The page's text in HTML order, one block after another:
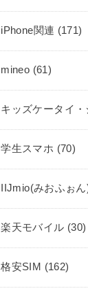
iPhone関連 (171)
mineo (61)
キッズケータイ
学生スマホ (70)
IIJmio(みおふぉん
楽天モバイル (30)
格安SIM (162)